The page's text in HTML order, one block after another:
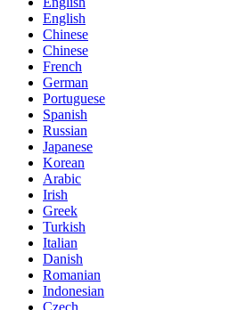
English
Chinese
Chinese
French
German
Portuguese
Spanish
Russian
Japanese
Korean
Arabic
Irish
Greek
Turkish
Italian
Danish
Romanian
Indonesian